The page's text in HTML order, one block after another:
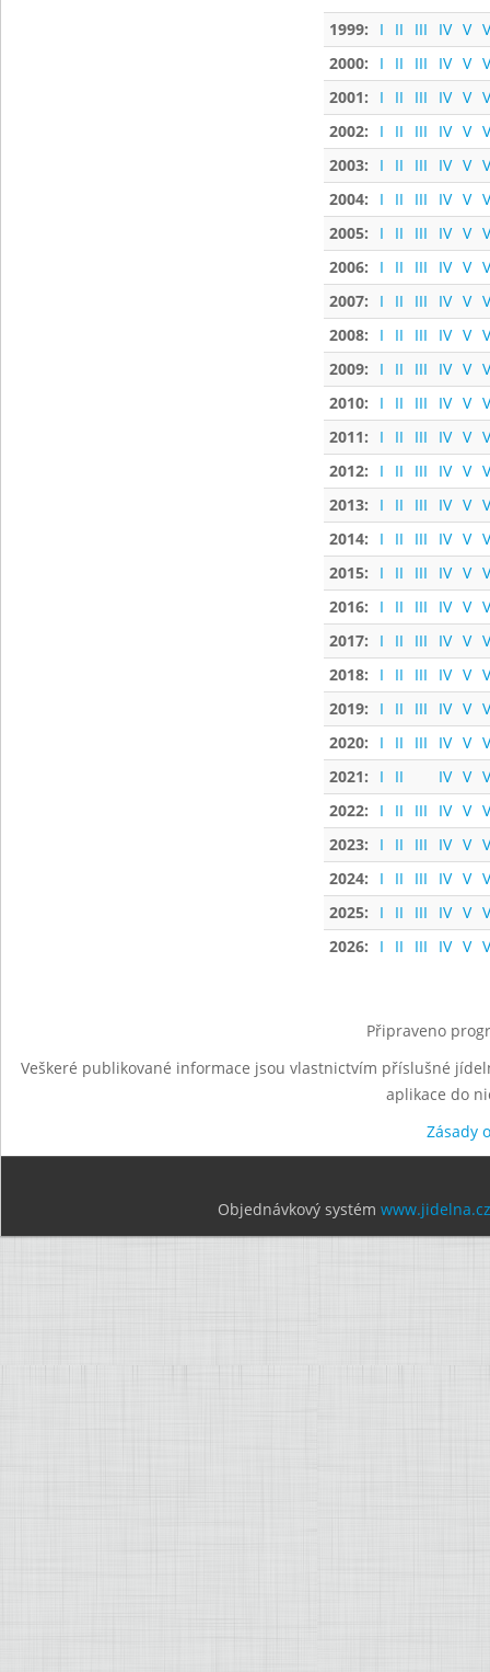
1999: I II III IV V
2000:
I II III IV V
2001:
I II III IV V
2002:
I II III IV V
2003:
I II III IV V
2004:
I II III IV V
2005:
I II III IV V
2006:
I II III IV V
2007:
I II III IV V
2008:
I II III IV V
2009:
I II III IV V
2010:
I II III IV V
2011:
I II III IV V
2012:
I II III IV V
2013:
I II III IV V
2014:
I II III IV V
2015:
I II III IV V
2016:
I II III IV V
2017:
I II III IV V
2018:
I II III IV V
2019:
I II III IV V
2020:
I II III IV V
2021:
I II IV V
2022:
I II III IV V
2023:
I II III IV V
2024:
I II III IV V
2025:
I II III IV V
2026:
I II III IV V
Připraveno
Veškeré publikované informace jsou vlastnictvím příslušné
aplikace do
Zásady
Objednávkový systém www.jidelna.cz